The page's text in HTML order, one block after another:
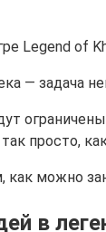
— задача
просто,
как можно
в